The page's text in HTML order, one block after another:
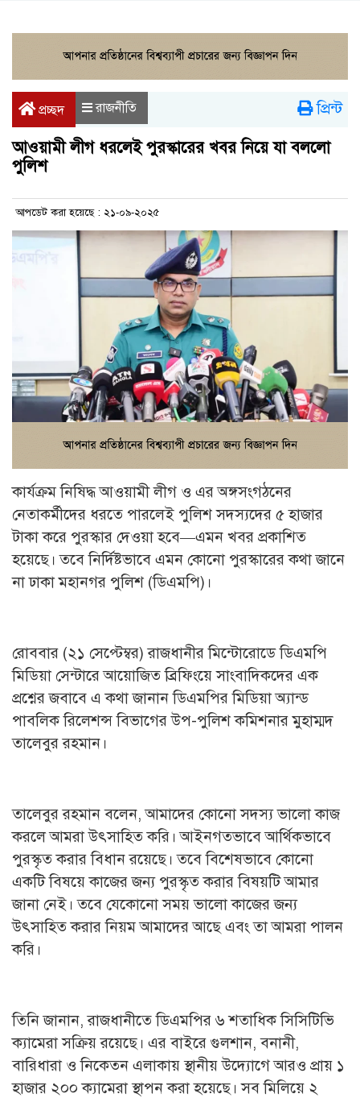
প্রচ্ছদ রাজনীতি প্রিন্ট
আওয়ামী লীগ ধরলেই পুরস্কারের খবর নিয়ে যা বললো
পুলিশ
আপডেট করা হয়েছে : ২১-০৯-২০২৫
কার্যক্রম নিষিদ্ধ আওয়ামী লীগ ও এর অঙ্গসংগঠনের
নেতাকর্মীদের ধরতে পারলেই পুলিশ সদস্যদের ৫ হাজার
টাকা করে পুরস্কার দেওয়া হবে—এমন খবর প্রকাশিত
হয়েছে। তবে নির্দিষ্টভাবে এমন কোনো পুরস্কারের কথা জানে
না ঢাকা মহানগর পুলিশ (ডিএমপি)।
রোববার (২১ সেপ্টেম্বর) রাজধানীর মিন্টোরোডে ডিএমপি
মিডিয়া সেন্টারে আয়োজিত ব্রিফিংয়ে সাংবাদিকদের এক
প্রশ্নের জবাবে এ কথা জানান ডিএমপির মিডিয়া অ্যান্ড
পাবলিক রিলেশন্স বিভাগের উপ-পুলিশ কমিশনার মুহাম্মদ
তালেবুর রহমান।
তালেবুর রহমান বলেন, আমাদের কোনো সদস্য ভালো কাজ
করলে আমরা উৎসাহিত করি। আইনগতভাবে আর্থিকভাবে
পুরস্কৃত করার বিধান রয়েছে। তবে বিশেষভাবে কোনো
একটি বিষয়ে কাজের জন্য পুরস্কৃত করার বিষয়টি আমার
জানা নেই। তবে যেকোনো সময় ভালো কাজের জন্য
উৎসাহিত করার নিয়ম আমাদের আছে এবং তা আমরা পালন
করি।
তিনি জানান, রাজধানীতে ডিএমপির ৬ শতাধিক সিসিটিভি
ক্যামেরা সক্রিয় রয়েছে। এর বাইরে গুলশান, বনানী,
বারিধারা ও নিকেতন এলাকায় স্থানীয় উদ্যোগে আরও প্রায় ১
হাজার ২০০ ক্যামেরা স্থাপন করা হয়েছে। সব মিলিয়ে ২